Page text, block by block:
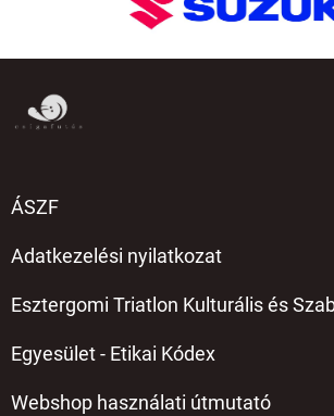
ÁSZF
Adatkezelési nyilatkozat
Esztergomi Triatlon Kulturális és
Egyesület - Etikai Kódex
Webshop használati útmutató